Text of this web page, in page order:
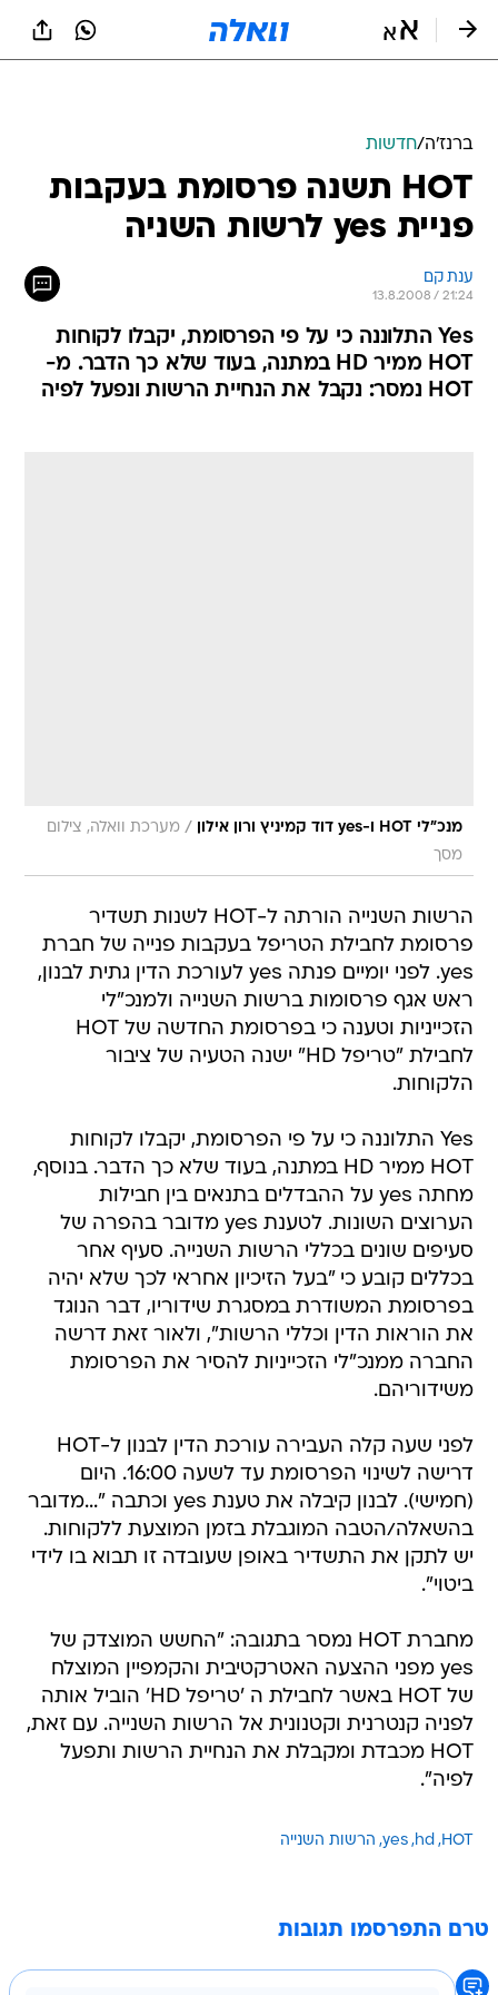
ברנז'ה/חדשות
HOT תשנה פרסומת בעקבות
פניית yes לרשות השניה
ענת קם
13.8.2008 / 21:24
Yes התלוננה כי על פי הפרסומת, יקבלו לקוחות
HOT ממיר HD במתנה, בעוד שלא כך הדבר. מ-
HOT נמסר: נקבל את הנחיית הרשות ונפעל לפיה
מנכ"לי HOT ו-yes דוד קמיניץ ורון אילון / מערכת וואלה, צילום
מסך
הרשות השנייה הורתה ל-HOT לשנות תשדיר
פרסומת לחבילת הטריפל בעקבות פנייה של חברת
yes. לפני יומיים פנתה yes לעורכת הדין גתית לבנון,
ראש אגף פרסומות ברשות השנייה ולמנכ"לי
הזכייניות וטענה כי בפרסומת החדשה של HOT
לחבילת "טריפל HD" ישנה הטעיה של ציבור
הלקוחות.
Yes התלוננה כי על פי הפרסומת, יקבלו לקוחות
HOT ממיר HD במתנה, בעוד שלא כך הדבר. בנוסף,
מחתה yes על ההבדלים בתנאים בין חבילות
הערוצים השונות. לטענת yes מדובר בהפרה של
סעיפים שונים בכללי הרשות השנייה. סעיף אחר
בכללים קובע כי "בעל הזיכיון אחראי לכך שלא יהיה
בפרסומת המשודרת במסגרת שידוריו, דבר הנוגד
את הוראות הדין וכללי הרשות", ולאור זאת דרשה
החברה ממנכ"לי הזכייניות להסיר את הפרסומת
משידוריהם.
לפני שעה קלה העבירה עורכת הדין לבנון ל-HOT
דרישה לשינוי הפרסומת עד לשעה 16:00. היום
(חמישי). לבנון קיבלה את טענת yes וכתבה "...מדובר
בהשאלה/הטבה המוגבלת בזמן המוצעת ללקוחות.
יש לתקן את התשדיר באופן שעובדה זו תבוא בו לידי
ביטוי".
מחברת HOT נמסר בתגובה: "החשש המוצדק של
yes מפני ההצעה האטרקטיבית והקמפיין המוצלח
של HOT באשר לחבילת ה 'טריפל HD' הוביל אותה
לפניה קנטרנית וקטנונית אל הרשות השנייה. עם זאת,
HOT מכבדת ומקבלת את הנחיית הרשות ותפעל
לפיה".
HOT
hd
yes הרשות השנייה
טרם התפרסמו תגובות